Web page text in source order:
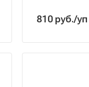
810 руб./уп